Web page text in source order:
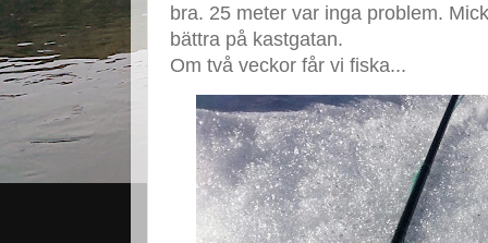
bra. 25 meter var inga problem.
bättra på kastgatan.
Om två veckor får vi fiska...